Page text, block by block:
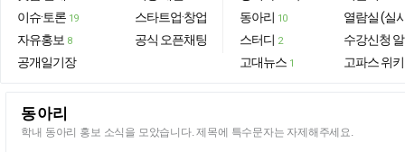
이슈·토론 19
자유홍보 8
공개일기장
스타트업·창업
공식 오픈채팅
동아리 10
스터디 2
고대뉴스 1
열람실 (실
수강신청
고파스 위키
동아리
학내 동아리 홍보 소식을 모았습니다. 제목에 특수문자는 자제해주세요.